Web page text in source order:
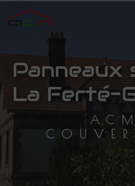
panneaux solaires
La Ferté-
ACM